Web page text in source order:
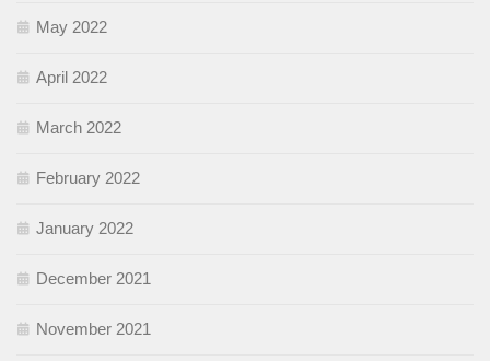
May 2022
April 2022
March 2022
February 2022
January 2022
December 2021
November 2021